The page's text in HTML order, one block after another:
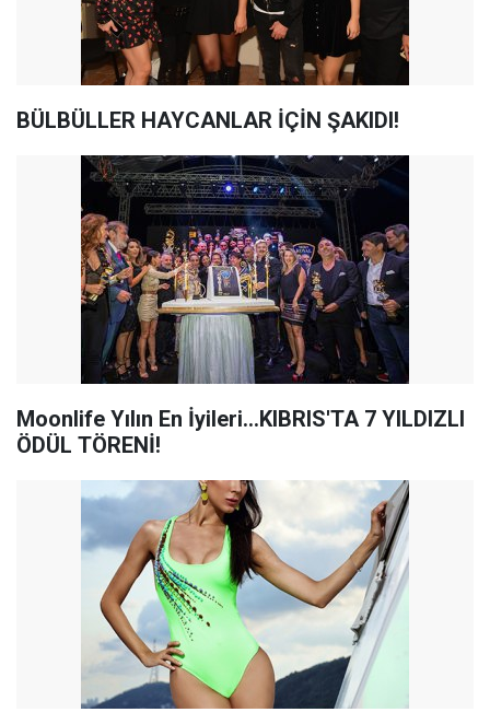
BÜLBÜLLER HAYCANLAR İÇİN ŞAKIDI!
Moonlife Yılın En İyileri...KIBRIS'TA 7 YILDIZLI
ÖDÜL TÖRENİ!